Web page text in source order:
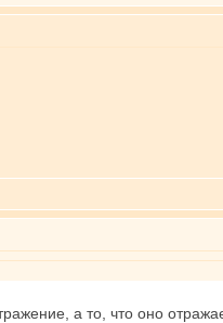
а то, что оно